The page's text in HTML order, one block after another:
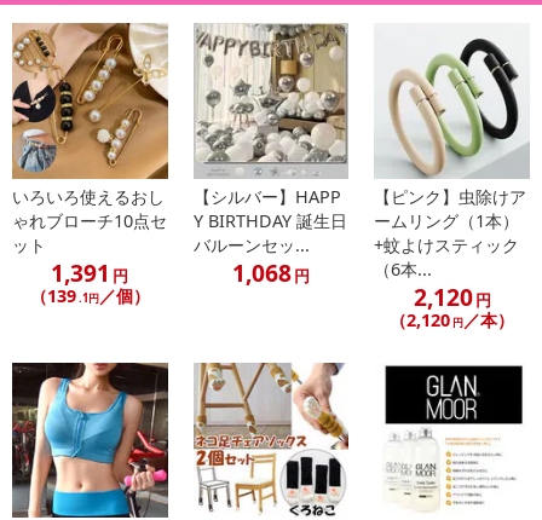
いろいろ使えるおし
ゃれブローチ10点セ
ット
1,391 円
（139.1円／個）
【シルバー】HAPP
Y BIRTHDAY 誕生日
バルーンセッ...
1,068円
【ピンク】虫除けア
ームリング（1本）
+蚊よけスティック
（6本...
2,120円
（2,120 円 ／本）